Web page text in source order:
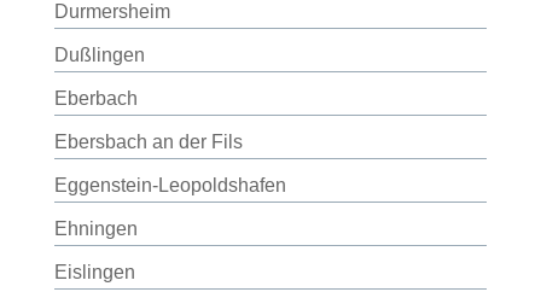
Durmersheim
Dußlingen
Eberbach
Ebersbach an der Fils
Eggenstein-Leopoldshafen
Ehningen
Eislingen